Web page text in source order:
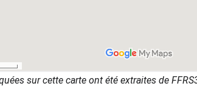
sur cette carte ont été extraites de